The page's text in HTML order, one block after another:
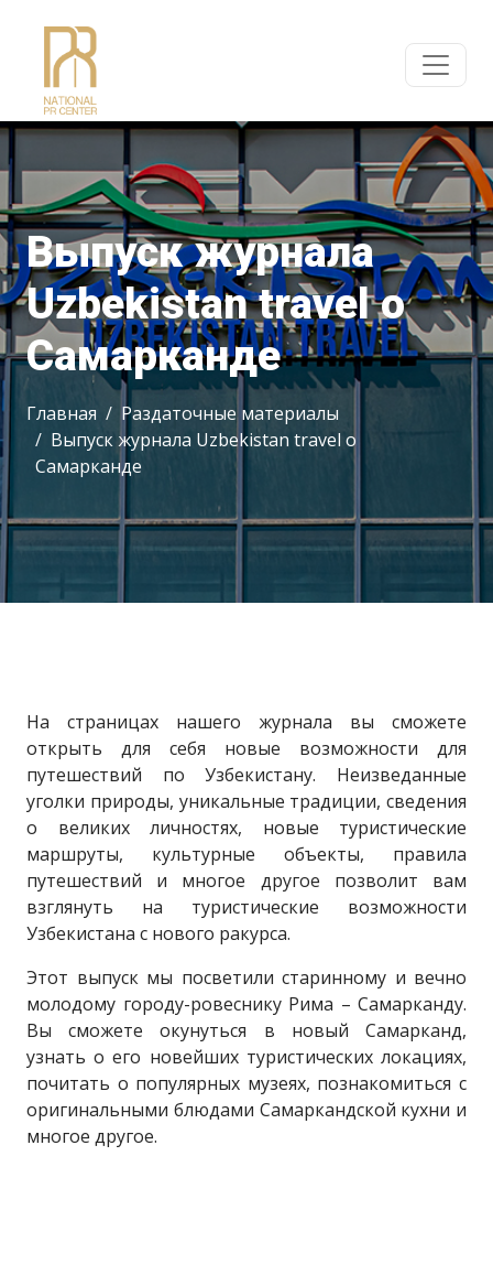
Выпуск журнала
Uzbekistan travel о
Самарканде
Главная
Раздаточные материалы
Выпуск журнала Uzbekistan travel о
Самарканде
На страницах нашего журнала вы сможете
открыть для себя новые возможности для
путешествий по Узбекистану. Неизведанные
уголки природы, уникальные традиции, сведения
о великих личностях, новые туристические
маршруты, культурные объекты, правила
путешествий и многое другое позволит вам
взглянуть на туристические возможности
Узбекистана с нового ракурса.
Этот выпуск мы посветили старинному и вечно
молодому городу-ровеснику Рима – Самарканду.
Вы сможете окунуться в новый Самарканд,
узнать о его новейших туристических локациях,
почитать о популярных музеях, познакомиться с
оригинальными блюдами Самаркандской кухни и
многое другое.